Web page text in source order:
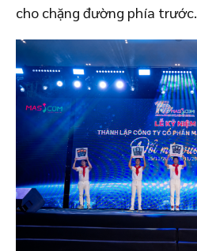
cho chặng đường phía trước.